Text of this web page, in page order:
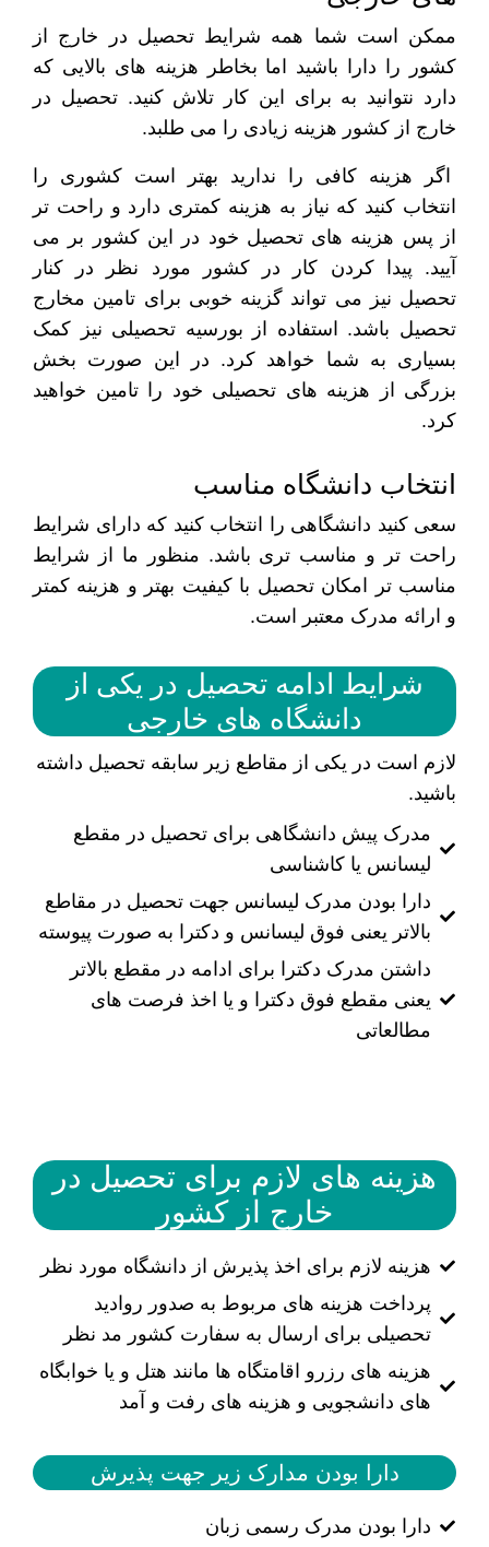
ممکن است شما همه شرایط تحصیل در خارج از
کشور را دارا باشید اما بخاطر هزینه های بالایی که
دارد نتوانید به برای این کار تلاش کنید. تحصیل در
خارج از کشور هزینه زیادی را می طلبد.
اگر هزینه کافی را ندارید بهتر است کشوری را
انتخاب کنید که نیاز به هزینه کمتری دارد و راحت تر
از پس هزینه های تحصیل خود در این کشور بر می
آیید. پیدا کردن کار در کشور مورد نظر در کنار
تحصیل نیز می تواند گزینه خوبی برای تامین مخارج
تحصیل باشد. استفاده از بورسیه تحصیلی نیز کمک
بسیاری به شما خواهد کرد. در این صورت بخش
بزرگی از هزینه های تحصیلی خود را تامین خواهید
کرد.
انتخاب دانشگاه مناسب
سعی کنید دانشگاهی را انتخاب کنید که دارای شرایط
راحت تر و مناسب تری باشد. منظور ما از شرایط
مناسب تر امکان تحصیل با کیفیت بهتر و هزینه کمتر
و ارائه مدرک معتبر است.
شرایط ادامه تحصیل در یکی از
دانشگاه های خارجی
لازم است در یکی از مقاطع زیر سابقه تحصیل داشته
باشید.
مدرک پیش دانشگاهی برای تحصیل در مقطع
لیسانس یا کاشناسی
دارا بودن مدرک لیسانس جهت تحصیل در مقاطع
بالاتر یعنی فوق لیسانس و دکترا به صورت پیوسته
داشتن مدرک دکترا برای ادامه در مقطع بالاتر
یعنی مقطع فوق دکترا و یا اخذ فرصت های
مطالعاتی
هزینه های لازم برای تحصیل در
خارج از کشور
هزینه لازم برای اخذ پذیرش از دانشگاه مورد نظر
پرداخت هزینه های مربوط به صدور روادید
تحصیلی برای ارسال به سفارت کشور مد نظر
هزینه های رزرو اقامتگاه ها مانند هتل و یا خوابگاه
های دانشجویی و هزینه های رفت و آمد
دارا بودن مدارک زیر جهت پذیرش
دارا بودن مدرک رسمی زبان